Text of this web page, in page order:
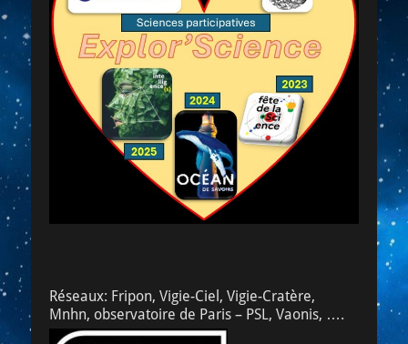
Réseaux: Fripon, Vigie-Ciel, Vigie-Cratère,
Mnhn, observatoire de Paris – PSL, Vaonis, ….